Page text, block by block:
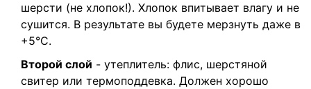
шерсти (не хлопок!). Хлопок впитывает влагу и не
сушится. В результате вы будете мерзнуть даже в
+5°C.
Второй слой - утеплитель: флис, шерстяной
свитер или термоподдевка. Должен хорошо